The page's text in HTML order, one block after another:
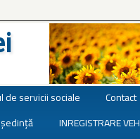
de servicii sociale Contact
INREGISTRARE